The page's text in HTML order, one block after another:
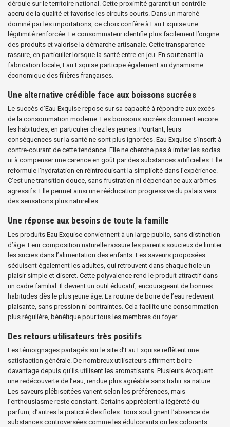
déroule sur le territoire national. Cette proximité garantit un contrôle
accru de la qualité et favorise les circuits courts. Dans un marché
dominé par les importations, ce choix confère à Eau Exquise une
légitimité renforcée. Le consommateur identifie plus facilement l’origine
des produits et valorise la démarche artisanale. Cette transparence
rassure, en particulier lorsque la santé entre en jeu. En soutenant la
fabrication locale, Eau Exquise participe également au dynamisme
économique des filières françaises.
Une alternative crédible face aux boissons sucrées
Le succès d’Eau Exquise repose sur sa capacité à répondre aux excès
de la consommation moderne. Les boissons sucrées dominent encore
les habitudes, en particulier chez les jeunes. Pourtant, leurs
conséquences sur la santé ne sont plus ignorées. Eau Exquise s’inscrit à
contre-courant de cette tendance. Elle ne cherche pas à imiter les sodas
ni à compenser une carence en goût par des substances artificielles. Elle
reformule l’hydratation en réintroduisant la simplicité dans l’expérience.
C’est une transition douce, sans frustration ni dépendance aux arômes
agressifs. Elle permet ainsi une rééducation progressive du palais vers
des sensations plus naturelles.
Une réponse aux besoins de toute la famille
Les produits Eau Exquise conviennent à un large public, sans distinction
d’âge. Leur composition naturelle rassure les parents soucieux de limiter
les sucres dans l’alimentation des enfants. Les saveurs proposées
séduisent également les adultes, qui retrouvent dans chaque fiole un
plaisir simple et discret. Cette polyvalence rend le produit attractif dans
un cadre familial. Il devient un outil éducatif, encourageant de bonnes
habitudes dès le plus jeune âge. La routine de boire de l’eau redevient
plaisante, sans pression ni contraintes. Cela facilite une consommation
plus régulière, bénéfique pour tous les membres du foyer.
Des retours utilisateurs très positifs
Les témoignages partagés sur le site d’Eau Exquise reflètent une
satisfaction générale. De nombreux utilisateurs affirment boire
davantage depuis qu’ils utilisent les aromatisants. Plusieurs évoquent
une redécouverte de l’eau, rendue plus agréable sans trahir sa nature.
Les saveurs plébiscitées varient selon les préférences, mais
l’enthousiasme reste constant. Certains apprécient la légèreté du
parfum, d’autres la praticité des fioles. Tous soulignent l’absence de
substances controversées comme les édulcorants ou les colorants.